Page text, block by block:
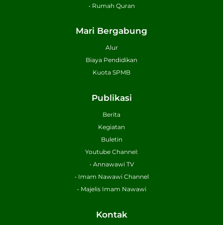
• Rumah Quran
Mari Bergabung
Alur
Biaya Pendidikan
Kuota SPMB
Publikasi
Berita
Kegiatan
Buletin
Youtube Channel:
• Annawawi TV
• Imam Nawawi Channel
• Majelis Imam Nawawi
Kontak